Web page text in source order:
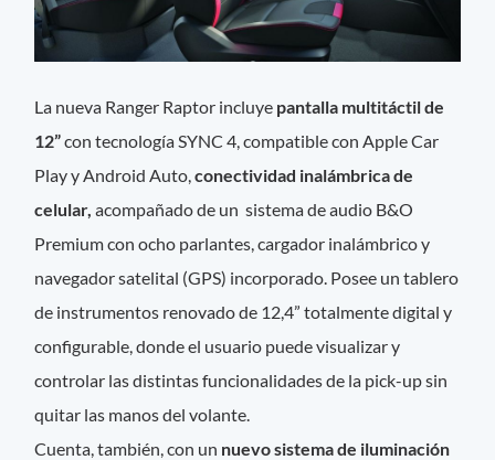
La nueva Ranger Raptor incluye pantalla multitáctil de
12”con tecnología SYNC 4, compatible con Apple Car
Play y Android Auto,conectividad inalámbrica de
celular, acompañado de un sistema de audio B&O
Premium con ocho parlantes, cargador inalámbrico y
navegador satelital (GPS) incorporado. Posee un tablero
de instrumentos renovado de 12,4” totalmente digital y
configurable, donde el usuario puede visualizar y
controlar las distintas funcionalidades de la pick-up sin
quitar las manos del volante.
Cuenta, también, con un nuevo sistema de iluminación